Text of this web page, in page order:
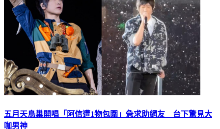
五月天鳥巢開唱「阿信遭1物包圍」急求助網友 台下驚見大
咖男神